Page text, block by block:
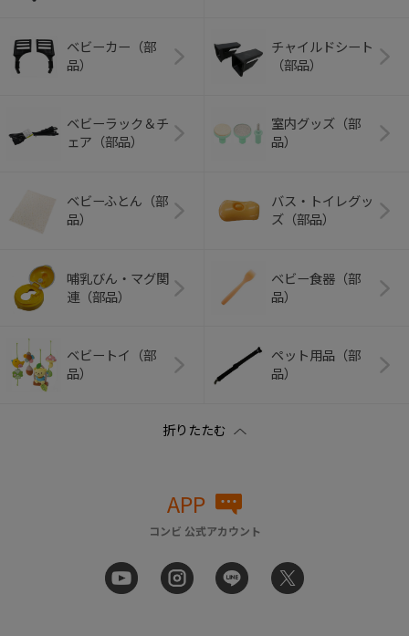
ベビーカー（部
品）
チャイルドシート
（部品）
ベビーラック＆チ
ェア（部品）
室内グッズ（部
品）
ベビーふとん（部
品）
バス・トイレグッ
ズ（部品）
哺乳びん・マグ関
連（部品）
ベビー食器（部
品）
ベビートイ（部
品）
ペット用品（部
品）
APP
コンビ 公式アカウント